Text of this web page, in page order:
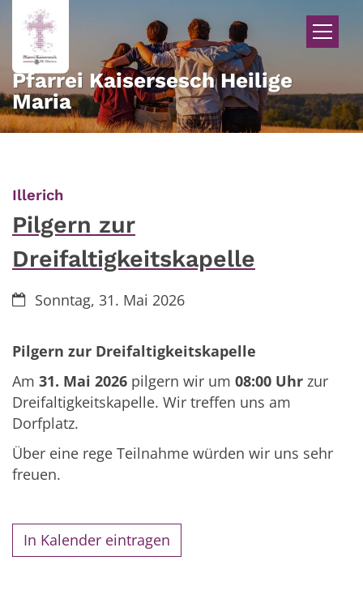
Zum Inhalt springen
Pfarrei Kaisersesch Heilige
Maria
Illerich
Pilgern zur
Dreifaltigkeitskapelle
Datum:Sonntag, 31. Mai 2026
Pilgern zur Dreifaltigkeitskapelle
Am 31. Mai 2026 pilgern wir um 08:00 Uhr zur
Dreifaltigkeitskapelle. Wir treffen uns am
Dorfplatz.
Über eine rege Teilnahme würden wir uns sehr
freuen.
In Kalender eintragen